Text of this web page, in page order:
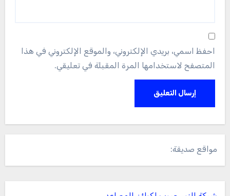
احفظ اسمي، بريدي الإلكتروني، والموقع الإلكتروني في هذا
المتصفح لاستخدامها المرة المقبلة في تعليقي.
مواقع صديقة: